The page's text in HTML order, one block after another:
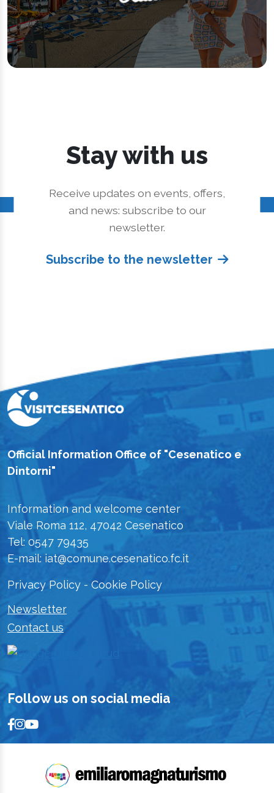
Stay with us
Receive updates on events, offers,
and news: subscribe to our
newsletter.
Subscribe to the newsletter
Official Information Office of "Cesenatico e
Dintorni"
Information and welcome center
Viale Roma 112, 47042 Cesenatico
Tel: 0547 79435
E-mail: iat@comune.cesenatico.fc.it
Privacy Policy - Cookie Policy
Newsletter
Contact us
Follow us on social media